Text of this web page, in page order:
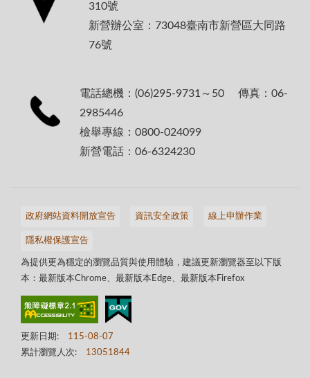
310號
新營辦公室：73048臺南市新營區大同路
76號
電話總機：(06)295-9731～50 傳真：06-
2985446
檢舉專線：0800-024099
新營電話：06-6324230
政府網站資料開放宣告 資訊安全政策 線上申辦作業
隱私權保護宣告
為提供更為穩定的瀏覽品質與使用體驗，建議更新瀏覽器至以下版
本：最新版本Chrome、最新版本Edge、最新版本Firefox
更新日期:
115-08-07
累計瀏覽人次:
13051844